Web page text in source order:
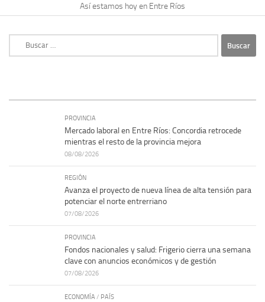
Así estamos hoy en Entre Ríos
Buscar:
PROVINCIA
Mercado laboral en Entre Ríos: Concordia retrocede
mientras el resto de la provincia mejora
08/08/2026
REGIÓN
Avanza el proyecto de nueva línea de alta tensión para
potenciar el norte entrerriano
07/08/2026
PROVINCIA
Fondos nacionales y salud: Frigerio cierra una semana
clave con anuncios económicos y de gestión
07/08/2026
ECONOMÍA / PAÍS